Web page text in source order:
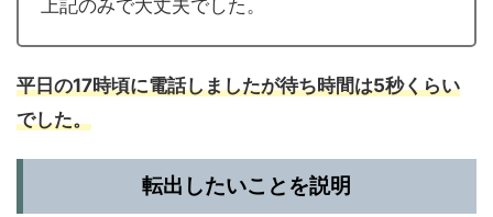
上記のみで大丈夫でした。
平日の17時頃に電話しましたが待ち時間は5秒くらい
でした。
転出したいことを説明